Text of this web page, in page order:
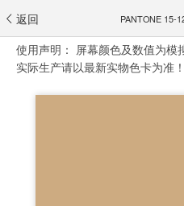
返回 PANTONE 15-
使用声明： 屏幕颜色及数值为模
实际生产请以最新实物色卡为准！